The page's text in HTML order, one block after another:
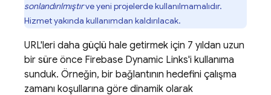
sonlandırılmıştırve yeni projelerde kullanılmamalıdır.
Hizmet yakında kullanımdan kaldırılacak.
URL'leri daha güçlü hale getirmek için 7 yıldan uzun
bir süre önce Firebase Dynamic Links'i kullanıma
sunduk. Örneğin, bir bağlantının hedefini çalışma
zamanı koşullarına göre dinamik olarak